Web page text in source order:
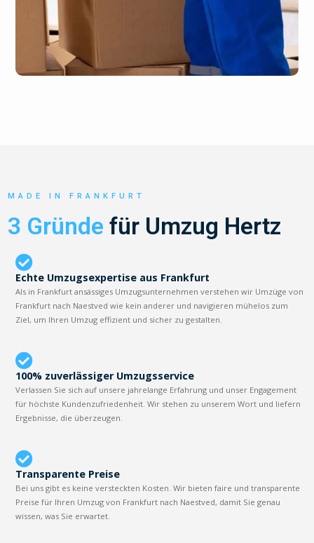
MADE IN FRANKFURT
3 Gründe für Umzug Hertz
Echte Umzugsexpertise aus Frankfurt
Als in Frankfurt ansässiges Umzugsunternehmen verstehen wir Umzüge von
Frankfurt nach Naestved wie kein anderer und navigieren mühelos zum
Ziel, um Ihren Umzug effizient und sicher zu gestalten.
100% zuverlässiger Umzugsservice
Verlassen Sie sich auf unsere jahrelange Erfahrung und unser Engagement
für höchste Kundenzufriedenheit. Wir stehen zu unserem Wort und liefern
Ergebnisse, die überzeugen.
Transparente Preise
Bei uns gibt es keine versteckten Kosten. Wir bieten faire und transparente
Preise für Ihren Umzug von Frankfurt nach Naestved, damit Sie genau
wissen, was Sie erwartet.